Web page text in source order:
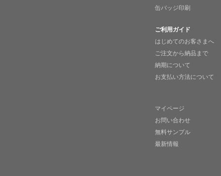
缶バッジ印刷
ご利用ガイド
はじめてのお客さまへ
ご注文から納品まで
納期について
お支払い方法について
マイページ
お問い合わせ
無料サンプル
最新情報